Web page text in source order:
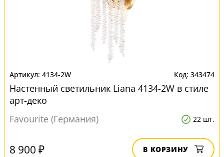
4134-2W 343474
Настенный светильник Liana 4134-2W в стиле
арт-деко
Favourite (Германия)
22 шт.
8 900 ₽ В КОРЗИНУ